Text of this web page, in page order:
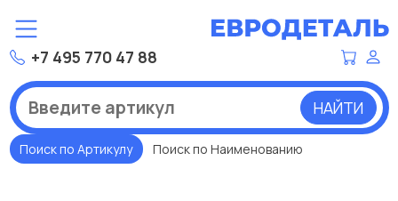
+7 495 770 47 88
НАЙТИ
Поиск по Артикулу Поиск по Наименованию